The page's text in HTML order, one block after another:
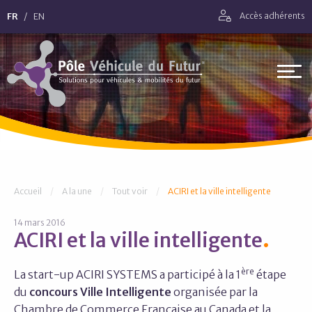
Aller directement au contenu
FR EN Accès adhérents
Pôle Véhicule du Futur
Vous êtes ici :
Accueil A la une Tout voir ACIRI et la ville intelligente
14 mars 2016
ACIRI et la ville intelligente
La start-up ACIRI SYSTEMS a participé à la 1 ère étape
du concours Ville Intelligente organisée par la
Chambre de Commerce Française au Canada et la